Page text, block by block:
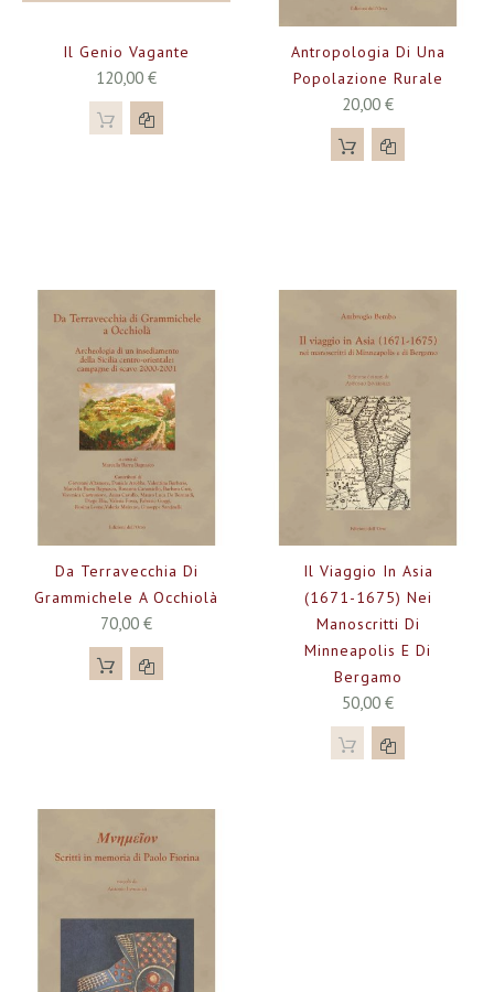
Il Genio Vagante
120,00 €
Antropologia Di Una
Popolazione Rurale
20,00 €
Da Terravecchia Di
Grammichele A Occhiolà
70,00 €
Il Viaggio In Asia
(1671-1675) Nei
Manoscritti Di
Minneapolis E Di
Bergamo
50,00 €